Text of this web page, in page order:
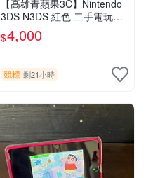
【高雄青蘋果3C】Nintendo
3DS N3DS 紅色 二手電玩主
機#102241
$4,000
競標 剩21小時